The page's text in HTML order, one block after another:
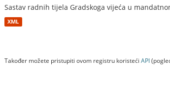
Sastav radnih tijela Gradskoga vijeća u
XML
Također možete pristupiti ovom registru koristeći API